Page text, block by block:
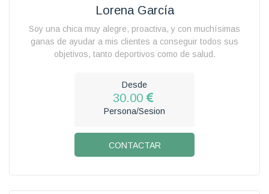
Lorena García
Soy una chica muy alegre, proactiva, y con muchísimas
ganas de ayudar a mis clientes a conseguir todos sus
objetivos, tanto deportivos como de salud.
Desde
30.00
Persona/Sesion
CONTACTAR